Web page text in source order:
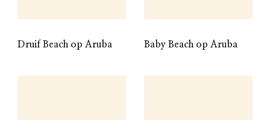
Druif Beach op Aruba Baby Beach op Aruba